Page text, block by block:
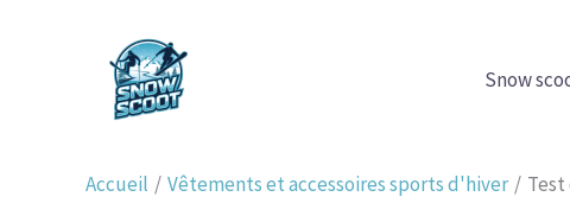
Snow
Accueil Vêtements et accessoires sports d'hiver